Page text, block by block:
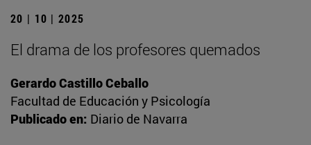
20 | 10 | 2025
El drama de los profesores quemados
Gerardo Castillo Ceballo
Facultad de Educación y Psicología
Publicado en: Diario de Navarra